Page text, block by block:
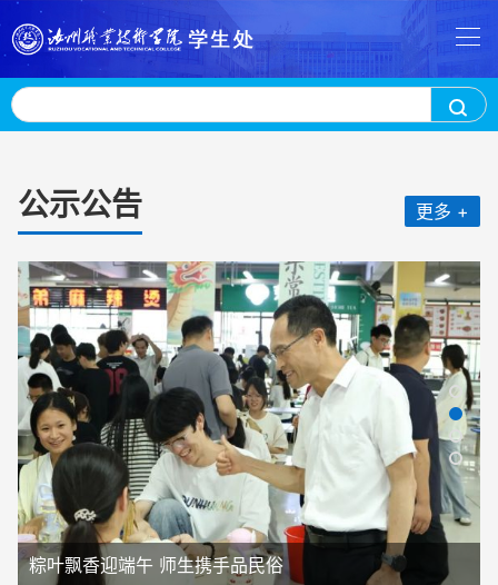
公示公告 更多 +
粽叶飘香迎端午 师生携手品民俗